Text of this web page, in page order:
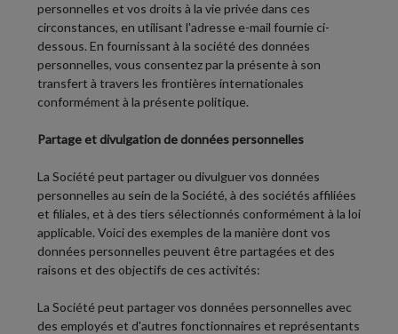
personnelles et vos droits à la vie privée dans ces
circonstances, en utilisant l'adresse e-mail fournie ci-
dessous. En fournissant à la société des données
personnelles, vous consentez par la présente à son
transfert à travers les frontières internationales
conformément à la présente politique.
Partage et divulgation de données personnelles
La Société peut partager ou divulguer vos données
personnelles au sein de la Société, à des sociétés affiliées
et filiales, et à des tiers sélectionnés conformément à la loi
applicable. Voici des exemples de la manière dont vos
données personnelles peuvent être partagées et des
raisons et des objectifs de ces activités:
La Société peut partager vos données personnelles avec
des employés et d'autres fonctionnaires et représentants